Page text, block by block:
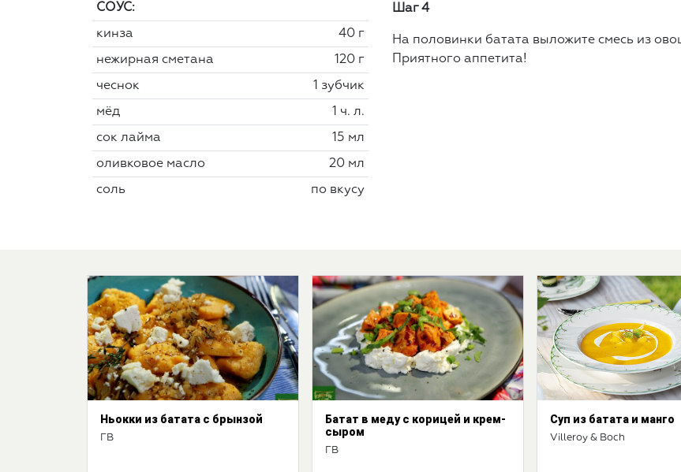
СОУС:
кинза 40 г
нежирная сметана 120 г
чеснок 1 зубчик
мёд 1 ч. л.
сок лайма 15 мл
оливковое масло 20 мл
соль по вкусу
Шаг 4
На половинки батата выложите смесь из
Приятного аппетита!
Ньокки из батата с брынзой
ГВ
Батат в меду с корицей и крем-
сыром
ГВ
Суп из батата и манго
Villeroy & Boch